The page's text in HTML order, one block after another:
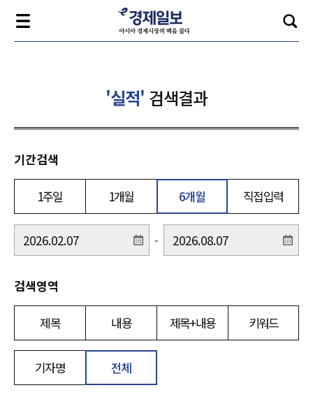
'실적' 검색결과
기간검색
1주일 1개월 6개월 직접입력
-
검색영역
제목 내용 제목+내용 키워드
기자명 전체